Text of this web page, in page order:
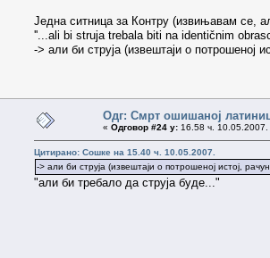
Једна ситница за Контру (извињавам се,
''...ali bi struja trebala biti na identičnim
-> али би струја (извештаји о потрошеној
Одг: Смрт ошишаној
« Одговор #24 у: 16.58 ч. 10.05.2007.
Цитирано: Сошке на 15.40 ч. 10.05.2007.
-> али би струја (извештаји о потрошеној истој,
"али би требало да струја буде..."